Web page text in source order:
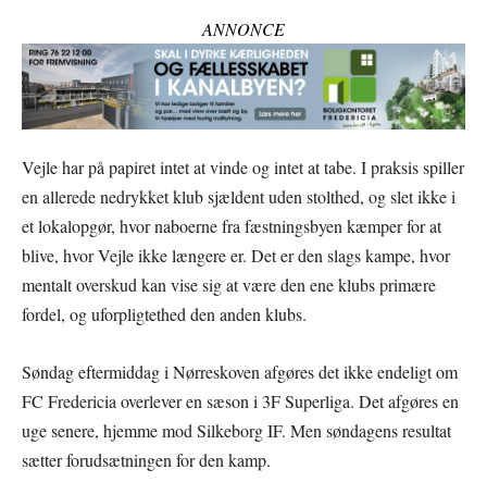
ANNONCE
Vejle har på papiret intet at vinde og intet at tabe. I praksis spiller
en allerede nedrykket klub sjældent uden stolthed, og slet ikke i
et lokalopgør, hvor naboerne fra fæstningsbyen kæmper for at
blive, hvor Vejle ikke længere er. Det er den slags kampe, hvor
mentalt overskud kan vise sig at være den ene klubs primære
fordel, og uforpligtethed den anden klubs.
Søndag eftermiddag i Nørreskoven afgøres det ikke endeligt om
FC Fredericia overlever en sæson i 3F Superliga. Det afgøres en
uge senere, hjemme mod Silkeborg IF. Men søndagens resultat
sætter forudsætningen for den kamp.